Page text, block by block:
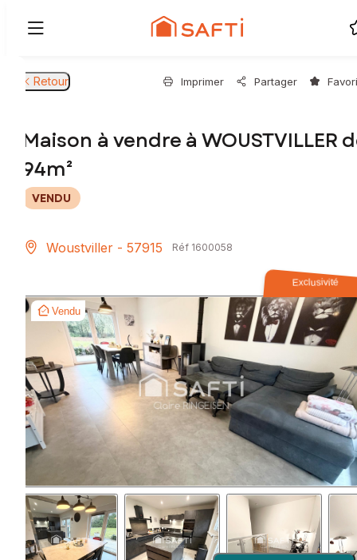
Retour Imprimer Partager
Maison à vendre à WOUSTVILLER
94m²
VENDU
Woustviller - 57915 Réf 1600058
Exclusivité
Vendu